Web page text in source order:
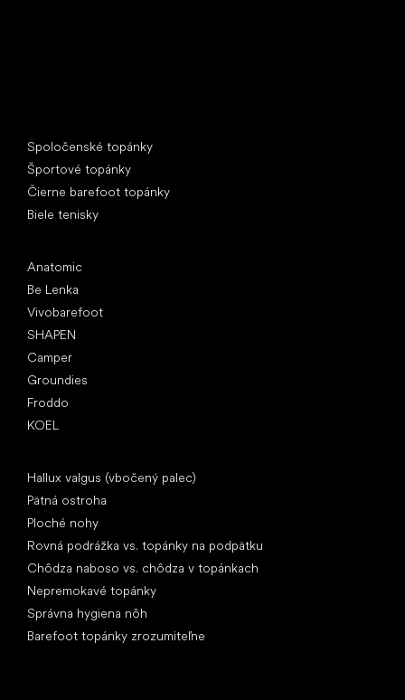
Spoločenské topánky
Športové topánky
Čierne barefoot topánky
Biele tenisky
Anatomic
Be Lenka
Vivobarefoot
SHAPEN
Camper
Groundies
Froddo
KOEL
Hallux valgus (vbočený palec)
Pätná ostroha
Ploché nohy
Rovná podrážka vs. topánky na podpätku
Chôdza naboso vs. chôdza v topánkach
Nepremokavé topánky
Správna hygiena nôh
Barefoot topánky zrozumiteľne